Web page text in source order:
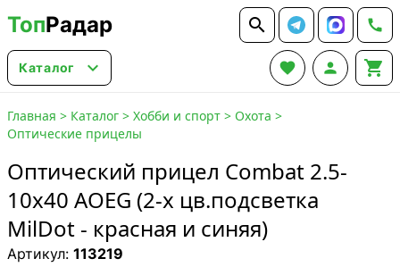
ТопРадар  
Каталог    
Главная > Каталог > Хобби и спорт > Охота >
Оптические прицелы
Оптический прицел Combat 2.5-
10x40 AOEG (2-х цв.подсветка
MilDot - красная и синяя)
Артикул: 113219